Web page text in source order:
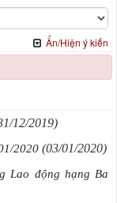
Ẩn/Hiện ý kiến
12/2019)
2020 (03/01/2020)
Lao động hạng Ba